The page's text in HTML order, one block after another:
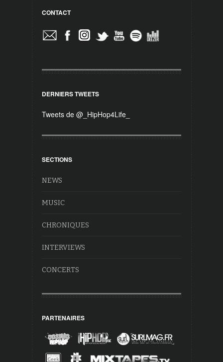
CONTACT
DERNIERS TWEETS
Tweets de @_HipHop4Life_
SECTIONS
NEWS
MUSIC
CHRONIQUES
INTERVIEWS
CONCERTS
PARTENAIRES